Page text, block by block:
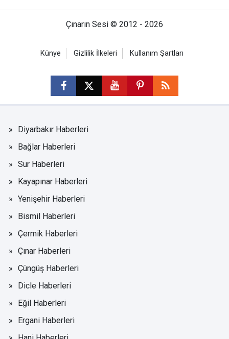
Çınarın Sesi © 2012 - 2026
Künye Gizlilik İlkeleri Kullanım Şartları
Diyarbakır Haberleri
Bağlar Haberleri
Sur Haberleri
Kayapınar Haberleri
Yenişehir Haberleri
Bismil Haberleri
Çermik Haberleri
Çınar Haberleri
Çüngüş Haberleri
Dicle Haberleri
Eğil Haberleri
Ergani Haberleri